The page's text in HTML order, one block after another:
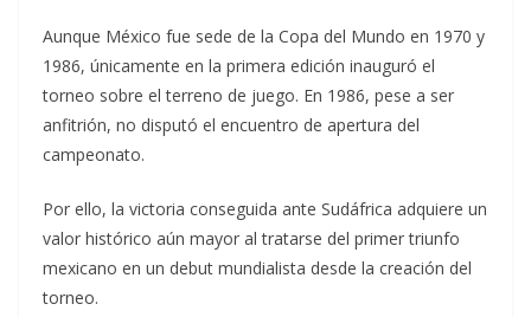
Aunque México fue sede de la Copa del Mundo en 1970 y
1986, únicamente en la primera edición inauguró el
torneo sobre el terreno de juego. En 1986, pese a ser
anfitrión, no disputó el encuentro de apertura del
campeonato.
Por ello, la victoria conseguida ante Sudáfrica adquiere un
valor histórico aún mayor al tratarse del primer triunfo
mexicano en un debut mundialista desde la creación del
torneo.